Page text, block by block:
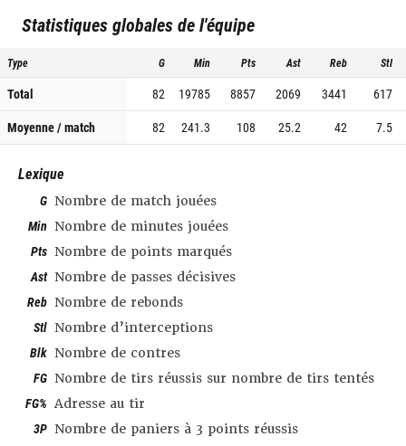
Statistiques globales de l'équipe
Type G Min Pts Ast Reb Stl
Total 82 19785 8857 2069 3441
617
Moyenne / match
82 241.3 108 25.2 42 7.5
Lexique
G Nombre de match jouées
Min Nombre de minutes jouées
Pts Nombre de points marqués
Ast Nombre de passes décisives
Reb Nombre de rebonds
Stl Nombre d’interceptions
Blk Nombre de contres
FG Nombre de tirs réussis sur nombre de tirs tentés
FG% Adresse au tir
3P Nombre de paniers à 3 points réussis